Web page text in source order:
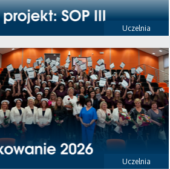
Uczelnia
Uczelnia